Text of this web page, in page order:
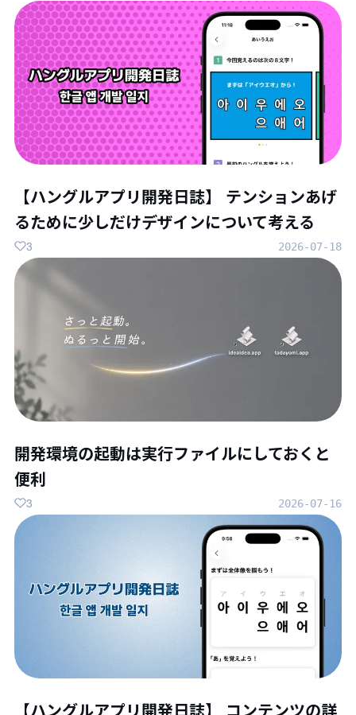
【ハングルアプリ開発日誌】 テンションあげ
るために少しだけデザインについて考える
2026-07-18
3
開発環境の起動は実行ファイルにしておくと
便利
2026-07-16
3
【ハングルアプリ開発日誌】 コンテンツの詳